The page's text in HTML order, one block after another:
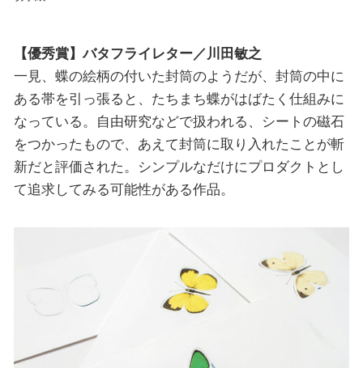
【優秀賞】バタフライレター／川田敏之
一見、蝶の絵柄の付いた封筒のようだが、封筒の中に
ある帯を引っ張ると、たちまち蝶がはばたく仕組みに
なっている。自由研究などで扱われる、シートの磁石
をつかったもので、あえて封筒に取り入れたことが斬
新だと評価された。シンプルなだけにプロダクトとし
て追求してみる可能性がある作品。